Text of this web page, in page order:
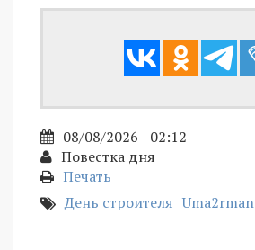
08/08/2026 - 02:12
Повестка дня
Печать
День строителя Uma2rman